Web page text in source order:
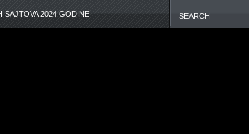
SAJTOVA 2024 GODINE